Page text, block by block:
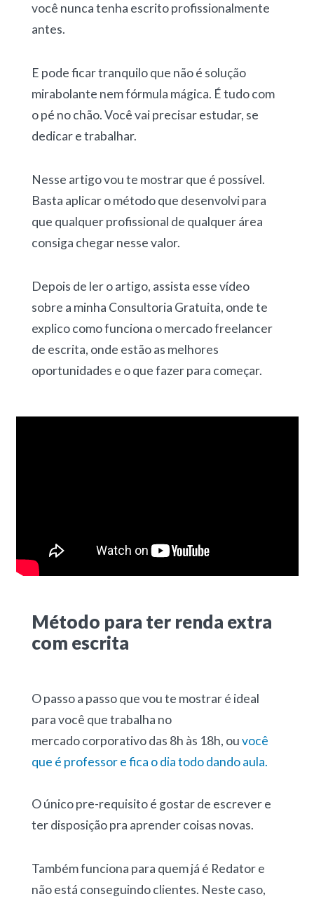
você nunca tenha escrito profissionalmente
antes.
E pode ficar tranquilo que não é solução
mirabolante nem fórmula mágica. É tudo com
o pé no chão. Você vai precisar estudar, se
dedicar e trabalhar.
Nesse artigo vou te mostrar que é possível.
Basta aplicar o método que desenvolvi para
que qualquer profissional de qualquer área
consiga chegar nesse valor.
Depois de ler o artigo, assista esse vídeo
sobre a minha Consultoria Gratuita, onde te
explico como funciona o mercado freelancer
de escrita, onde estão as melhores
oportunidades e o que fazer para começar.
Método para ter renda extra
com escrita
O passo a passo que vou te mostrar é ideal
para você que trabalha no
mercado corporativo das 8h às 18h, ouvocê
que é professor e fica o dia todo dando aula.
O único pre-requisito é gostar de escrever e
ter disposição pra aprender coisas novas.
Também funciona para quem já é Redator e
não está conseguindo clientes. Neste caso,